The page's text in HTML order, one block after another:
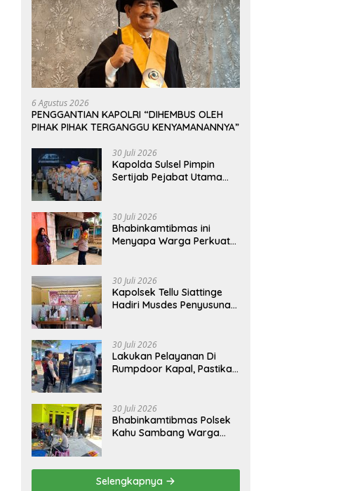
6 Agustus 2026
PENGGANTIAN KAPOLRI “DIHEMBUS OLEH
PIHAK PIHAK TERGANGGU KENYAMANANNYA”
30 Juli 2026
Kapolda Sulsel Pimpin
Sertijab Pejabat Utama
Kapolresta Gowa
30 Juli 2026
Bhabinkamtibmas ini
Menyapa Warga Perkuat
30 Juli 2026
Kapolsek Tellu Siattinge
Hadiri Musdes Penyusunan
30 Juli 2026
Lakukan Pelayanan Di
Rumpdoor Kapal, Pastikan
30 Juli 2026
Bhabinkamtibmas Polsek
Kahu Sambang Warga
Selengkapnya